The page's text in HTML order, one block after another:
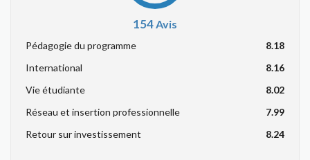
154Avis
Pédagogie du programme
8.18
International
8.16
Vie étudiante
8.02
Réseau et insertion professionnelle
7.99
Retour sur investissement
8.24